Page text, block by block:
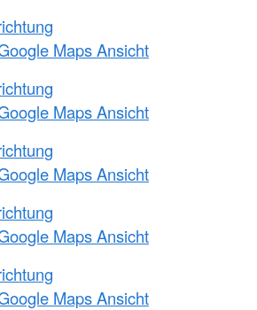
Maps Ansicht
Maps Ansicht
Maps Ansicht
Maps Ansicht
Maps Ansicht